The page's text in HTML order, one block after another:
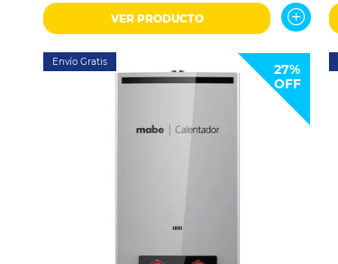
VER PRODUCTO
Envío Gratis
27%
OFF